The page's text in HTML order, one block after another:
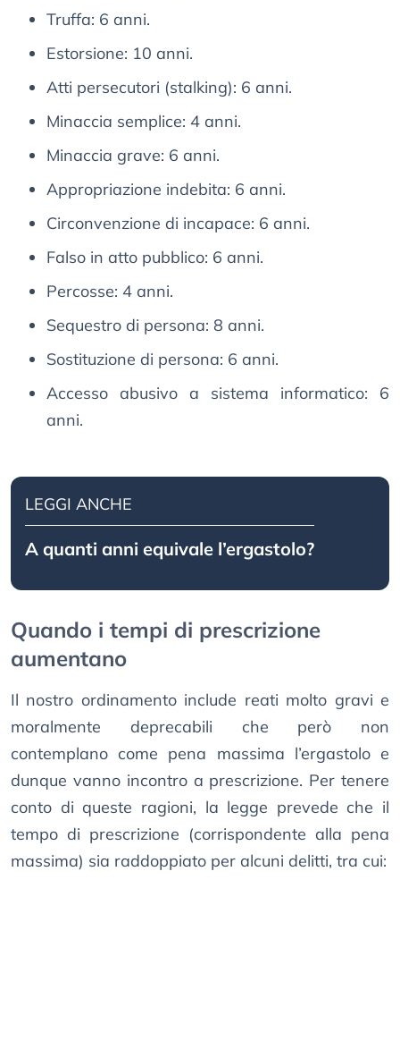
Truffa: 6 anni.
Estorsione: 10 anni.
Atti persecutori (stalking): 6 anni.
Minaccia semplice: 4 anni.
Minaccia grave: 6 anni.
Appropriazione indebita: 6 anni.
Circonvenzione di incapace: 6 anni.
Falso in atto pubblico: 6 anni.
Percosse: 4 anni.
Sequestro di persona: 8 anni.
Sostituzione di persona: 6 anni.
Accesso abusivo a sistema informatico: 6
anni.
LEGGI ANCHE
A quanti anni equivale l’ergastolo?
Quando i tempi di prescrizione
aumentano
Il nostro ordinamento include reati molto gravi e
moralmente deprecabili che però non
contemplano come pena massima l’ergastolo e
dunque vanno incontro a prescrizione. Per tenere
conto di queste ragioni, la legge prevede che il
tempo di prescrizione (corrispondente alla pena
massima) sia raddoppiato per alcuni delitti, tra cui: